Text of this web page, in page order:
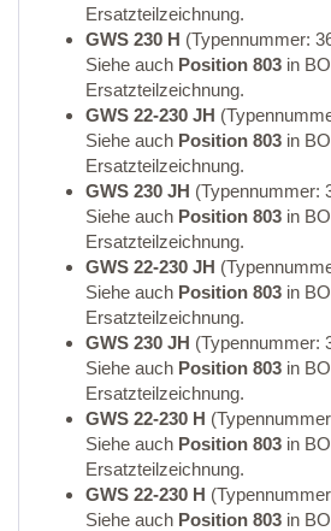
Ersatzteilzeichnung.
GWS 230 H (Typennummer:
Siehe auch Position 803 in
Ersatzteilzeichnung.
GWS 22-230 JH
Siehe auch Position 803 in
Ersatzteilzeichnung.
GWS 230 JH (Typennummer:
Siehe auch Position 803 in
Ersatzteilzeichnung.
GWS 22-230 JH
Siehe auch Position 803 in
Ersatzteilzeichnung.
GWS 230 JH (Typennummer:
Siehe auch Position 803 in
Ersatzteilzeichnung.
GWS 22-230 H
Siehe auch Position 803 in
Ersatzteilzeichnung.
GWS 22-230 H
Siehe auch Position 803 in